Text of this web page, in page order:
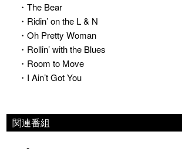
・The Bear
・Ridin’ on the L & N
・Oh Pretty Woman
・Rollin’ with the Blues
・Room to Move
・I Ain’t Got You
関連番組
-